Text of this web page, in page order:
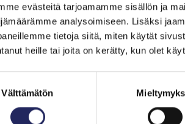
evästeitä tarjoamamme sisällön ja
analysoimiseen. Lisäksi
tietoja siitä, miten käytät
heille tai joita on kerätty, kun olet
Välttämätön